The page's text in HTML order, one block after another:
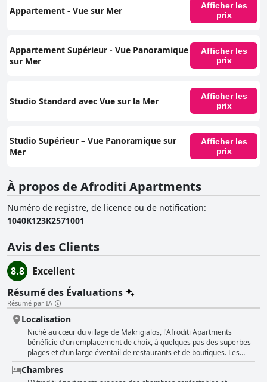
Appartement - Vue sur Mer
Afficher les
prix
Appartement Supérieur - Vue Panoramique
sur Mer
Afficher les
prix
Studio Standard avec Vue sur la Mer
Afficher les
prix
Studio Supérieur – Vue Panoramique sur
Mer
Afficher les
prix
À propos de Afroditi Apartments
Numéro de registre, de licence ou de notification:
1040K123K2571001
Avis des Clients
8.8
Excellent
Résumé des Évaluations
Résumé par IA
Localisation
Niché au cœur du village de Makrigialos, l'Afroditi Apartments
bénéficie d'un emplacement de choix, à quelques pas des superbes
plages et d'un large éventail de restaurants et de boutiques. Les
clients s'extasient sur la vue magnifique sur la plage et la mer depuis
l'hôtel, ce qui est parfait pour les familles avec enfants. Les
Chambres